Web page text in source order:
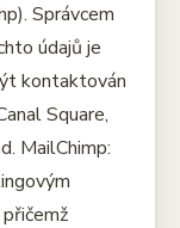
Správcem
údajů je
kontaktován
Square,
MailChimp: